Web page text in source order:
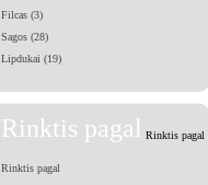
Filcas (3)
Sagos (28)
Lipdukai (19)
Rinktis pagal Rinktis pagal
Rinktis pagal